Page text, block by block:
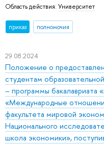
Область действия: Университет
приказ полномочия
29.08.2024
Положение о
студентам
– программы бакалавриата
«Международные
факультета мировой
Национального
школа экономики»,